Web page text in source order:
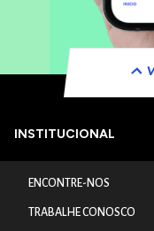
INSTITUCIONAL
ENCONTRE-NOS
TRABALHE CONOSCO